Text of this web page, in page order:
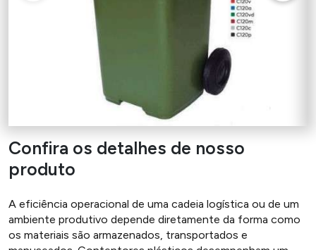
Confira os detalhes de nosso
produto
A eficiência operacional de uma cadeia logística ou de um
ambiente produtivo depende diretamente da forma como
os materiais são armazenados, transportados e